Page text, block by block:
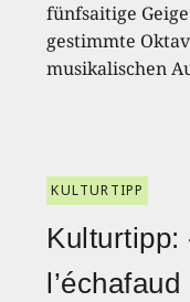
fünfsaitige
gestimmte
musikalischen
KULTURTIPP
Kulturtipp:
l’échafaud